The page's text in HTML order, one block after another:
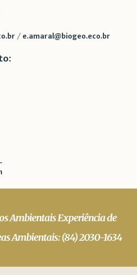
/ e.amaral@biogeo.eco.br
Ambientais Experiência de
Ambientais: (84) 2030-1634